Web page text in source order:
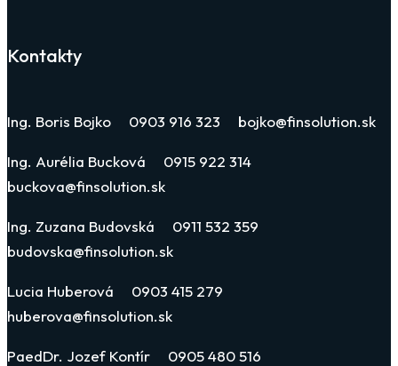
Kontakty
Ing. Boris Bojko 0903 916 323 bojko@finsolution.sk
Ing. Aurélia Bucková 0915 922 314
buckova@finsolution.sk
Ing. Zuzana Budovská 0911 532 359
budovska@finsolution.sk
Lucia Huberová 0903 415 279
huberova@finsolution.sk
PaedDr. Jozef Kontír 0905 480 516